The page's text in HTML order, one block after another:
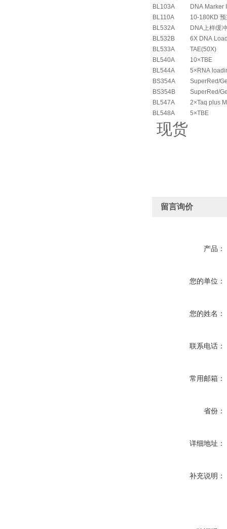
BL103A
DNA Marker
BL110A
10-180KD
BL532A
DNA上样缓
BL532B
6X DNA
BL533A
TAE(50X)
BL540A
10×TBE
BL544A
5×RNA
BS354A
SuperRed/
BS354B
SuperRed/
BL547A
2×Taq plus
BL548A
5×TBE
现货
留言询价
产品：
您的单位：
您的姓名：
联系电话：
常用邮箱：
省份：
详细地址：
补充说明：